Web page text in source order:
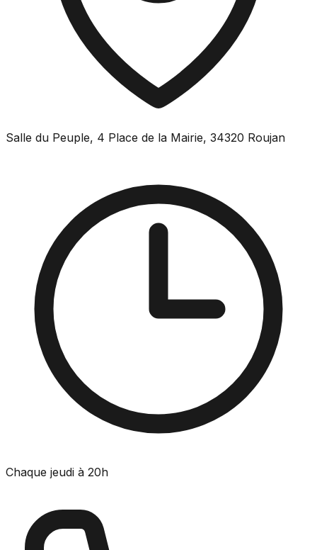
Salle du Peuple, 4 Place de la Mairie, 34320 Roujan
Chaque jeudi à 20h